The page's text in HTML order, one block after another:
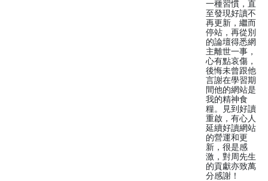
一種習慣，直
至發現好讀不
再更新，繼而
停站，再從別
的論壇得悉網
主離世一事，
心有點哀傷，
後悔未曾跟他
言謝在學習期
間他的網站是
我的精神食
糧。見到好讀
重啟，有心人
延續好讀網站
的營運和更
新，很是感
激，對周先生
的貢獻亦致萬
分感謝！